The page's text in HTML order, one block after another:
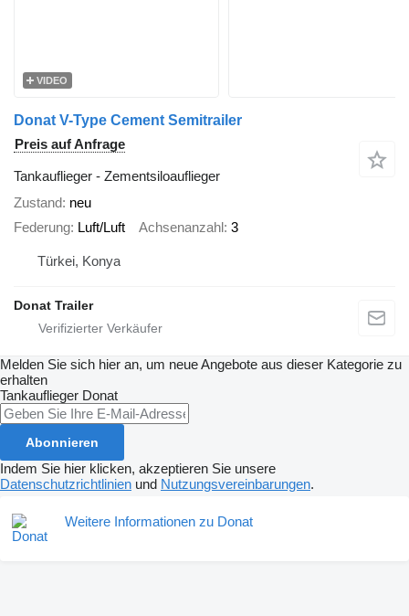
VIDEO
Donat V-Type Cement Semitrailer
Preis auf Anfrage
Tankauflieger - Zementsiloauflieger
Zustand neu
Federung Luft/Luft Achsenanzahl 3
Türkei, Konya
Donat Trailer
Melden Sie sich hier an, um neue Angebote aus dieser Kategorie zu
erhalten
Tankauflieger Donat
Abonnieren
Indem Sie hier klicken, akzeptieren Sie unsere
Datenschutzrichtlinien und Nutzungsvereinbarungen.
Weitere Informationen zu Donat